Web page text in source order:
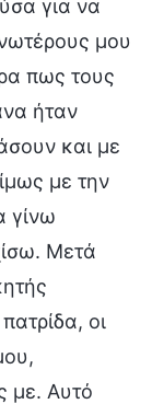
για να
μου
πως τους
ήταν
και με
με την
γίνω
Μετά
οι
με. Αυτό